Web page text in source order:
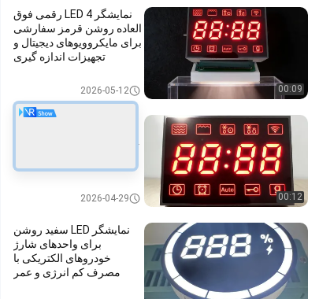
00:09
نمایشگر LED 4 رقمی فوق
العاده روشن قرمز سفارشی
برای مایکروویوهای دیجیتال و
تجهیزات اندازه گیری
2026-05-12
00:12
های دیجیتال
2026-04-29
نمایشگر LED سفید روشن
برای واحدهای شارژ
خودروهای الکتریکی با
مصرف کم انرژی و عمر